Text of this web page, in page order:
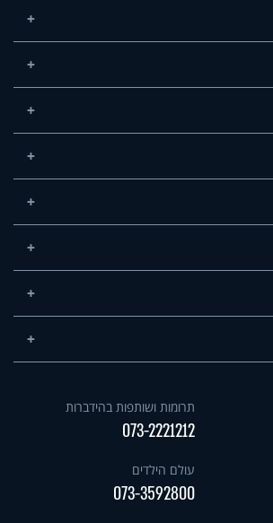
תרומות ושותפות בהידברות
073-2221212
עולם הילדים
073-3592800